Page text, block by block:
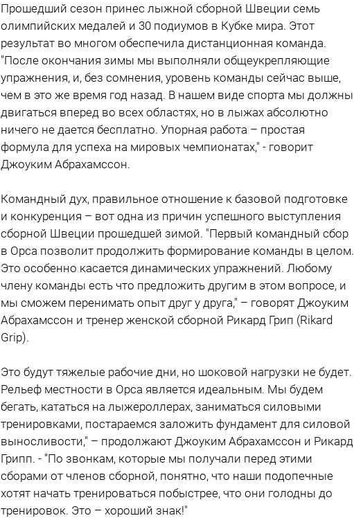
Прошедший сезон принес лыжной сборной Швеции семь
олимпийских медалей и 30 подиумов в Кубке мира. Этот
результат во многом обеспечила дистанционная команда.
"После окончания зимы мы выполняли общеукрепляющие
упражнения, и, без сомнения, уровень команды сейчас выше,
чем в это же время год назад. В нашем виде спорта мы должны
двигаться вперед во всех областях, но в лыжах абсолютно
ничего не дается бесплатно. Упорная работа – простая
формула для успеха на мировых чемпионатах," - говорит
Джоуким Абрахамссон.
Командный дух, правильное отношение к базовой подготовке
и конкуренция – вот одна из причин успешного выступления
сборной Швеции прошедшей зимой. "Первый командный сбор
в Орса позволит продолжить формирование команды в целом.
Это особенно касается динамических упражнений. Любому
члену команды есть что предложить другим в этом вопросе, и
мы сможем перенимать опыт друг у друга," – говорят Джоуким
Абрахамссон и тренер женской сборной Рикард Грип (Rikard
Grip).
Это будут тяжелые рабочие дни, но шоковой нагрузки не будет.
Рельеф местности в Орса является идеальным. Мы будем
бегать, кататься на лыжероллерах, заниматься силовыми
тренировками, постараемся заложить фундамент для силовой
выносливости," – продолжают Джоуким Абрахамссон и Рикард
Грипп. - "По звонкам, которые мы получали перед этими
сборами от членов сборной, понятно, что наши подопечные
хотят начать тренироваться побыстрее, что они голодны до
тренировок. Это – хороший знак!"